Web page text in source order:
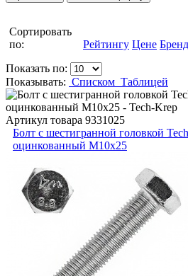
Сортировать
по:
Рейтингу Цене
Показать по:
Показывать: Списком Таблицей
Артикул товара 9331025
Болт с шестигранной головкой
оцинкованный М10х25